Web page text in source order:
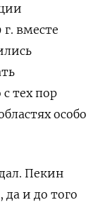
вместе
тех пор
особо
Пекин
да и до того